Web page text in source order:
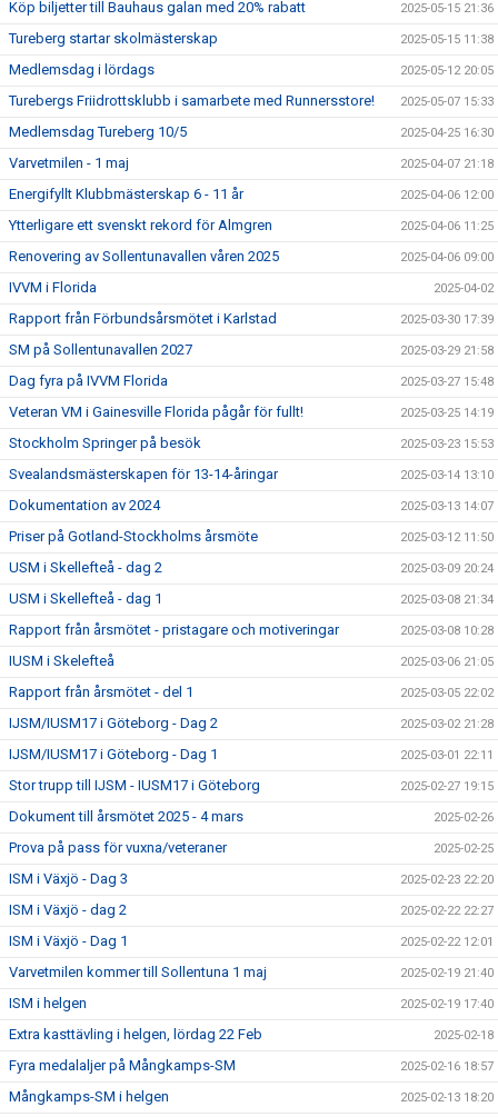
Köp biljetter till Bauhaus galan med 20% rabatt 2025-05-15 21:36
Tureberg startar skolmästerskap 2025-05-15 11:38
Medlemsdag i lördags 2025-05-12 20:05
Turebergs Friidrottsklubb i samarbete med Runnersstore! 2025-05-07 15:33
Medlemsdag Tureberg 10/5 2025-04-25 16:30
Varvetmilen - 1 maj 2025-04-07 21:18
Energifyllt Klubbmästerskap 6 - 11 år 2025-04-06 12:00
Ytterligare ett svenskt rekord för Almgren 2025-04-06 11:25
Renovering av Sollentunavallen våren 2025 2025-04-06 09:00
IVVM i Florida 2025-04-02
Rapport från Förbundsårsmötet i Karlstad 2025-03-30 17:39
SM på Sollentunavallen 2027 2025-03-29 21:58
Dag fyra på IVVM Florida 2025-03-27 15:48
Veteran VM i Gainesville Florida pågår för fullt! 2025-03-25 14:19
Stockholm Springer på besök 2025-03-23 15:53
Svealandsmästerskapen för 13-14-åringar 2025-03-14 13:10
Dokumentation av 2024 2025-03-13 14:07
Priser på Gotland-Stockholms årsmöte 2025-03-12 11:50
USM i Skellefteå - dag 2 2025-03-09 20:24
USM i Skellefteå - dag 1 2025-03-08 21:34
Rapport från årsmötet - pristagare och motiveringar 2025-03-08 10:28
IUSM i Skelefteå 2025-03-06 21:05
Rapport från årsmötet - del 1 2025-03-05 22:02
IJSM/IUSM17 i Göteborg - Dag 2 2025-03-02 21:28
IJSM/IUSM17 i Göteborg - Dag 1 2025-03-01 22:11
Stor trupp till IJSM - IUSM17 i Göteborg 2025-02-27 19:15
Dokument till årsmötet 2025 - 4 mars 2025-02-26
Prova på pass för vuxna/veteraner 2025-02-25
ISM i Växjö - Dag 3 2025-02-23 22:20
ISM i Växjö - dag 2 2025-02-22 22:27
ISM i Växjö - Dag 1 2025-02-22 12:01
Varvetmilen kommer till Sollentuna 1 maj 2025-02-19 21:40
ISM i helgen 2025-02-19 17:40
Extra kasttävling i helgen, lördag 22 Feb 2025-02-18
Fyra medalaljer på Mångkamps-SM 2025-02-16 18:57
Mångkamps-SM i helgen 2025-02-13 18:20